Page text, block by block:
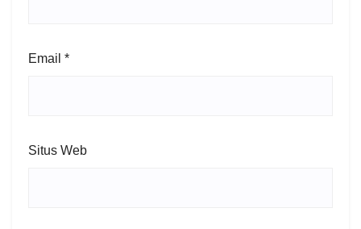
Email *
Situs Web